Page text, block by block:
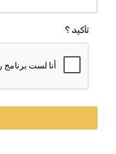
تأكيد ؟